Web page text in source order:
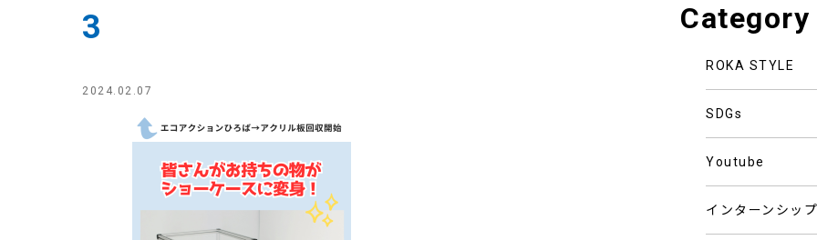
3
2024.02.07
Category
ROKA STYLE
SDGs
Youtube
インターンシップ